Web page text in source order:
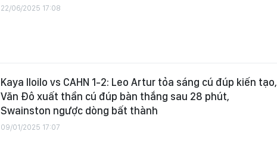
22/06/2025 17:08
Kaya Iloilo vs CAHN 1-2: Leo Artur tỏa sáng cú đúp kiến tạo,
Văn Đô xuất thần cú đúp bàn thắng sau 28 phút,
Swainston ngược dòng bất thành
09/01/2025 17:07